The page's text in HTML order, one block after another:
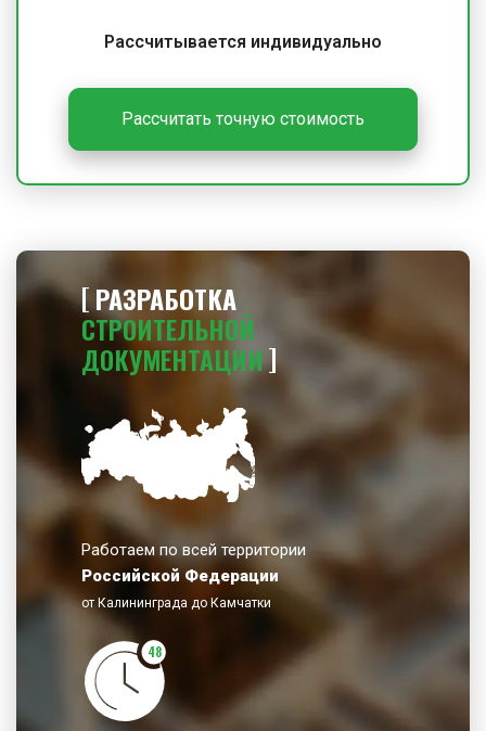
Рассчитывается индивидуально
Рассчитать точную стоимость
РАЗРАБОТКА
СТРОИТЕЛЬНОЙ
ДОКУМЕНТАЦИИ
Работаем по всей территории
Российской Федерации
от Калининграда до Камчатки
48